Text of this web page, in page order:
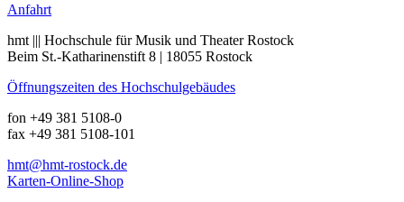
Anfahrt
hmt ||| Hochschule für Musik und Theater Rostock
Beim St.-Katharinenstift 8 | 18055 Rostock
Öffnungszeiten des Hochschulgebäudes
fon +49 381 5108-0
fax +49 381 5108-101
hmt@hmt-rostock.de
Karten-Online-Shop